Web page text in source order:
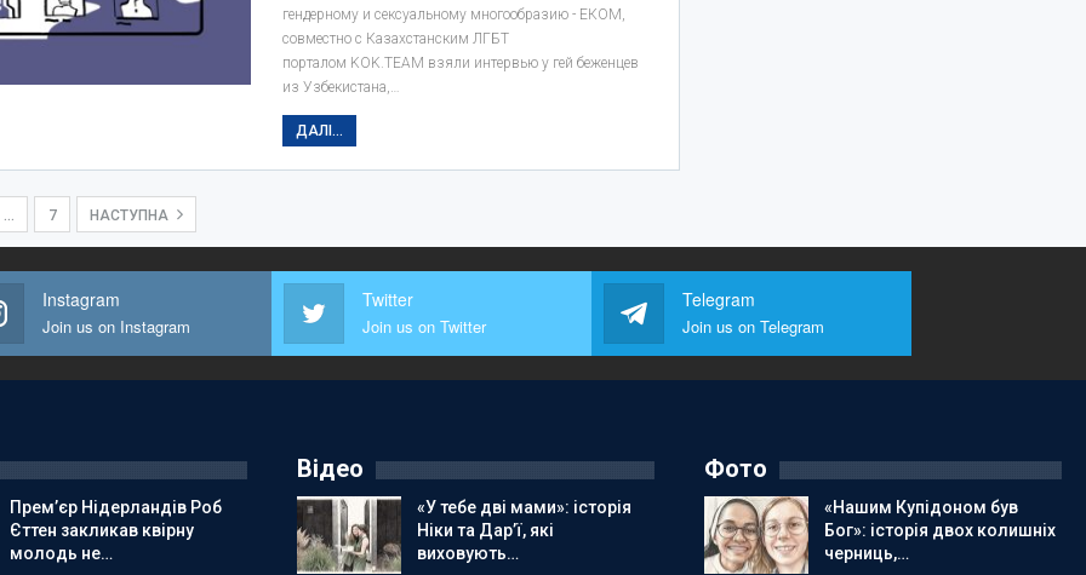
гендерному и сексуальному многообразию - ЕКОМ,
совместно с Казахстанским ЛГБТ
порталом KOK.TEAM взяли интервью у гей беженцев
из Узбекистана,…
ДАЛІ...
7 НАСТУПНА
Instagram
Join us on Instagram
Twitter
Join us on Twitter
Telegram
Join us on Telegram
Прем’єр Нідерландів Роб
Єттен закликав квірну
молодь не…
Відео
«У тебе дві мами»: історія
Ніки та Дар’ї, які
виховують…
Фото
«Нашим Купідоном був
Бог»: історія двох колишніх
черниць,…